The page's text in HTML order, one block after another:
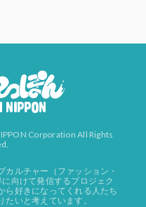
Corporation All Rights
カルチャー（ファッション・
向けて発信するプロジェク
ら好きになってくれる人たち
いと考えています。